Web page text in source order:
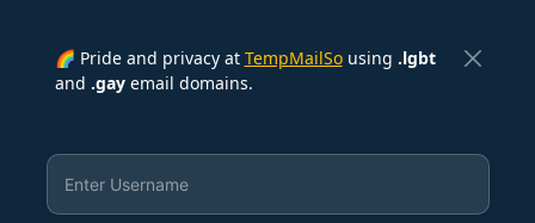
🌈 Pride and privacy at TempMailSousing .lgbt
and .gayemail domains.